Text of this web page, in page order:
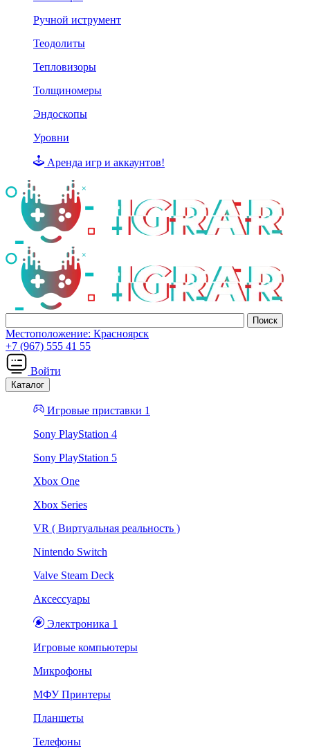
Ручной иструмент
Теодолиты
Тепловизоры
Толщиномеры
Эндоскопы
Уровни
Аренда игр и аккаунтов!
Местоположение: Красноярск
+7 (967) 555 41 55
Войти
Каталог
Игровые приставки 1
Sony PlayStation 4
Sony PlayStation 5
Xbox One
Xbox Series
VR ( Виртуальная реальность )
Nintendo Switch
Valve Steam Deck
Аксессуары
Электроника 1
Игровые компьютеры
Микрофоны
МФУ Принтеры
Планшеты
Телефоны